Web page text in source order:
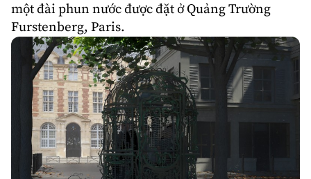
một đài phun nước được đặt ở Quảng Trường
Furstenberg, Paris.